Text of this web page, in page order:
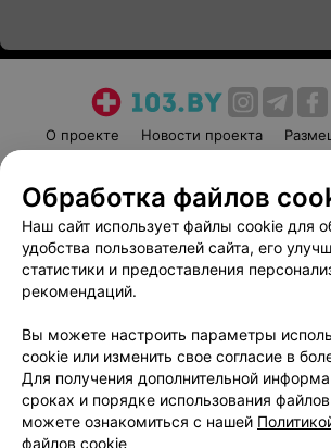
О проекте Новости проекта
Пользовательское соглашение
Вакансии
Партнеры
Написать руководителю
Обработка персональных
Обработка файлов
Наш сайт использует файлы cookie для
удобства пользователей сайта, его
статистики и предоставления
рекомендаций.
Вы можете настроить параметры
cookie или изменить свое согласие в
Для получения дополнительной
сроках и порядке использования
можете ознакомиться с нашей
файлов cookie